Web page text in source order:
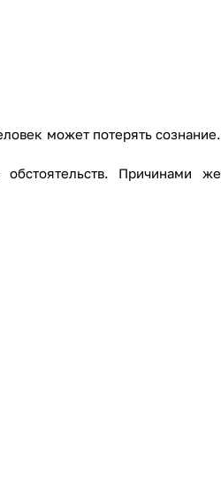
может потерять сознание.
Причинами же